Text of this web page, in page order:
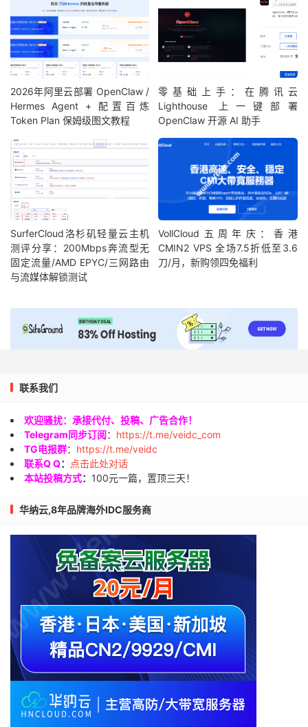
2026年阿里云部署 OpenClaw /
Hermes Agent + 配置百炼
Token Plan 保姆级图文教程
零基础上手：在腾讯云
Lighthouse 上一键部署
OpenClaw 开源 AI 助手
SurferCloud洛杉矶轻量云主机
测评分享：200Mbps奔流型无
固定流量/AMD EPYC/三网路由
与流媒体解锁测试
VollCloud五周年庆：香港
CMIN2 VPS 全场7.5折低至3.6
刀/月，新购领四免福利
联系我们
欢迎骚扰：承接代付、投稿、广告合作！
Telegram同步订阅： https://t.me/veidc_com
TG电报群： https://t.me/veidc
联系Q Q：
点击此处对话
本站投稿方式： 100元一篇，置顶三天！
华纳云,8年品牌海外IDC服务商